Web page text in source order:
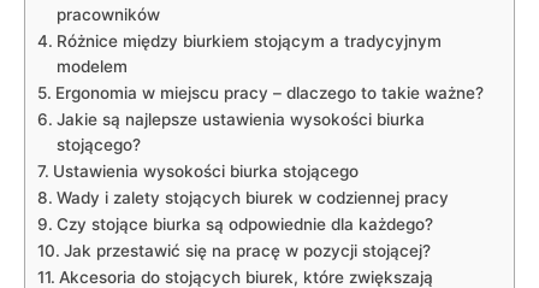
pracowników
Różnice między biurkiem stojącym a tradycyjnym
modelem
Ergonomia⁢ w miejscu pracy –‌ dlaczego to takie ważne?
Jakie⁤ są najlepsze ustawienia wysokości biurka‌
stojącego?
Ustawienia⁣ wysokości ‌biurka⁤ stojącego
Wady i zalety stojących biurek ⁢w codziennej pracy
Czy ‌stojące ‌biurka są odpowiednie dla⁢ każdego?
Jak przestawić się na pracę w ⁣pozycji stojącej?
Akcesoria do stojących biurek, które zwiększają